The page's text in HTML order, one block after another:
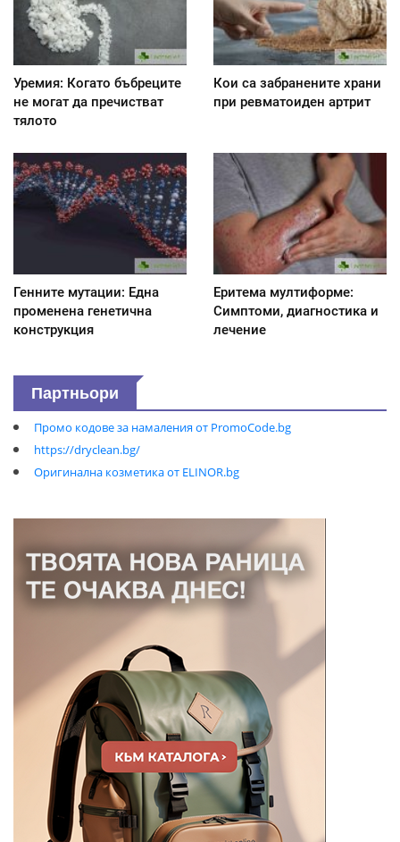
Уремия: Когато бъбреците
не могат да пречистват
тялото
Кои са забранените храни
при ревматоиден артрит
Генните мутации: Една
променена генетична
конструкция
Еритема мултиформе:
Симптоми, диагностика и
лечение
Партньори
Промо кодове за намаления от PromoCode.bg
https://dryclean.bg/
Оригинална козметика от ELINOR.bg